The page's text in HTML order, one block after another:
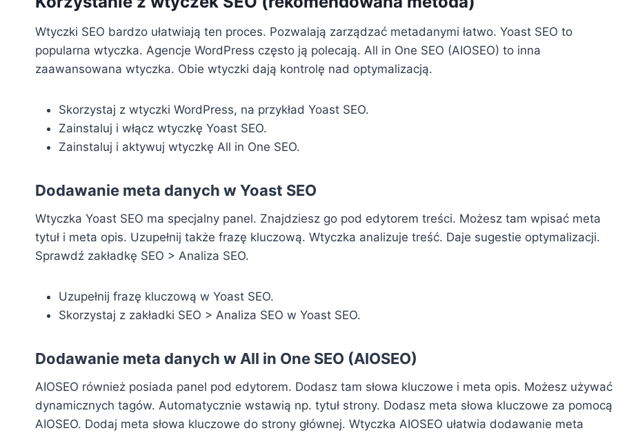
Wtyczki SEO bardzo ułatwiają ten proces. Pozwalają zarządzać metadanymi łatwo. Yoast SEO to
popularna wtyczka. Agencje WordPress często ją polecają. All in One SEO (AIOSEO) to inna
zaawansowana wtyczka. Obie wtyczki dają kontrolę nad optymalizacją.
Skorzystaj z wtyczki WordPress, na przykład Yoast SEO.
Zainstaluj i włącz wtyczkę Yoast SEO.
Zainstaluj i aktywuj wtyczkę All in One SEO.
Dodawanie meta danych w Yoast SEO
Wtyczka Yoast SEO ma specjalny panel. Znajdziesz go pod edytorem treści. Możesz tam wpisać meta
tytuł i meta opis. Uzupełnij także frazę kluczową. Wtyczka analizuje treść. Daje sugestie optymalizacji.
Sprawdź zakładkę SEO > Analiza SEO.
Uzupełnij frazę kluczową w Yoast SEO.
Skorzystaj z zakładki SEO > Analiza SEO w Yoast SEO.
Dodawanie meta danych w All in One SEO (AIOSEO)
AIOSEO również posiada panel pod edytorem. Dodasz tam słowa kluczowe i meta opis. Możesz używać
dynamicznych tagów. Automatycznie wstawią np. tytuł strony. Dodasz meta słowa kluczowe za pomocą
AIOSEO. Dodaj meta słowa kluczowe do strony głównej. Wtyczka AIOSEO ułatwia dodawanie meta